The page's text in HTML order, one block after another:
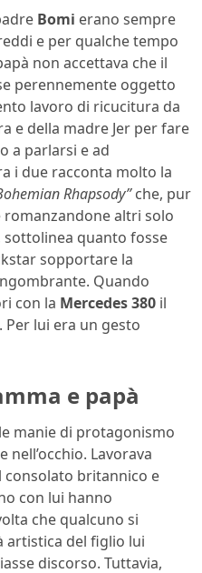
Bomi erano sempre
e per qualche tempo
non accettava che il
perennemente oggetto
lavoro di ricucitura da
e della madre Jer per fare
a parlarsi e ad
i due racconta molto la
Rhapsody”che, pur
altri solo
quanto fosse
sopportare la
Quando
con la Mercedes 380 il
Per lui era un gesto
e papà
manie di protagonismo
Lavorava
consolato britannico e
con lui hanno
che qualcuno si
artistica del figlio lui
discorso. Tuttavia,